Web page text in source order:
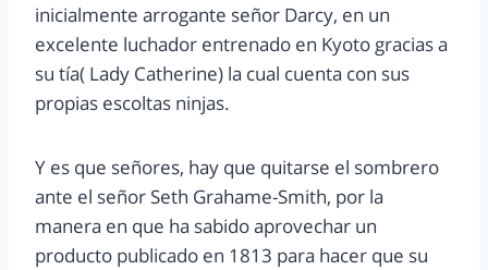
inicialmente arrogante señor Darcy, en un
excelente luchador entrenado en Kyoto gracias a
su tía( Lady Catherine) la cual cuenta con sus
propias escoltas ninjas.
Y es que señores, hay que quitarse el sombrero
ante el señor Seth Grahame-Smith, por la
manera en que ha sabido aprovechar un
producto publicado en 1813 para hacer que su